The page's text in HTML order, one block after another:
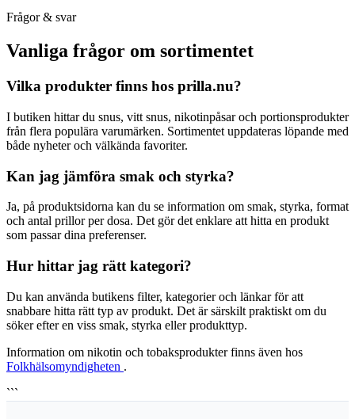
Frågor & svar
Vanliga frågor om sortimentet
Vilka produkter finns hos prilla.nu?
I butiken hittar du snus, vitt snus, nikotinpåsar och portionsprodukter
från flera populära varumärken. Sortimentet uppdateras löpande med
både nyheter och välkända favoriter.
Kan jag jämföra smak och styrka?
Ja, på produktsidorna kan du se information om smak, styrka, format
och antal prillor per dosa. Det gör det enklare att hitta en produkt
som passar dina preferenser.
Hur hittar jag rätt kategori?
Du kan använda butikens filter, kategorier och länkar för att
snabbare hitta rätt typ av produkt. Det är särskilt praktiskt om du
söker efter en viss smak, styrka eller produkttyp.
Information om nikotin och tobaksprodukter finns även hos
Folkhälsomyndigheten .
```